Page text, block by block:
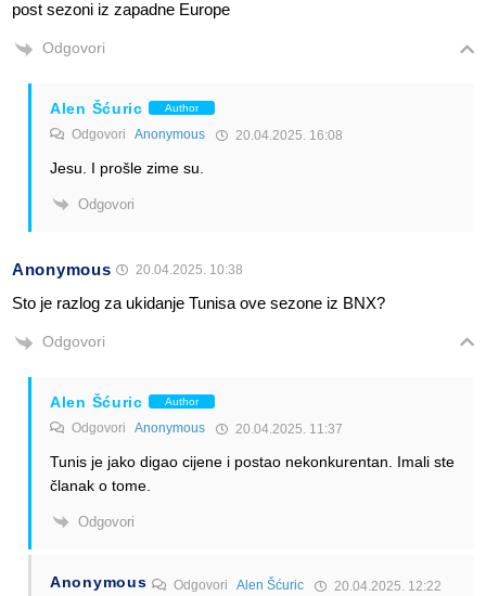
post sezoni iz zapadne Europe
Odgovori
Alen Šćuric Author
Odgovori Anonymous 20.04.2025. 16:08
Jesu. I prošle zime su.
Odgovori
Anonymous 20.04.2025. 10:38
Sto je razlog za ukidanje Tunisa ove sezone iz BNX?
Odgovori
Alen Šćuric Author
Odgovori Anonymous 20.04.2025. 11:37
Tunis je jako digao cijene i postao nekonkurentan. Imali ste
članak o tome.
Odgovori
Anonymous OdgovoriAlen Šćuric 20.04.2025. 12:22